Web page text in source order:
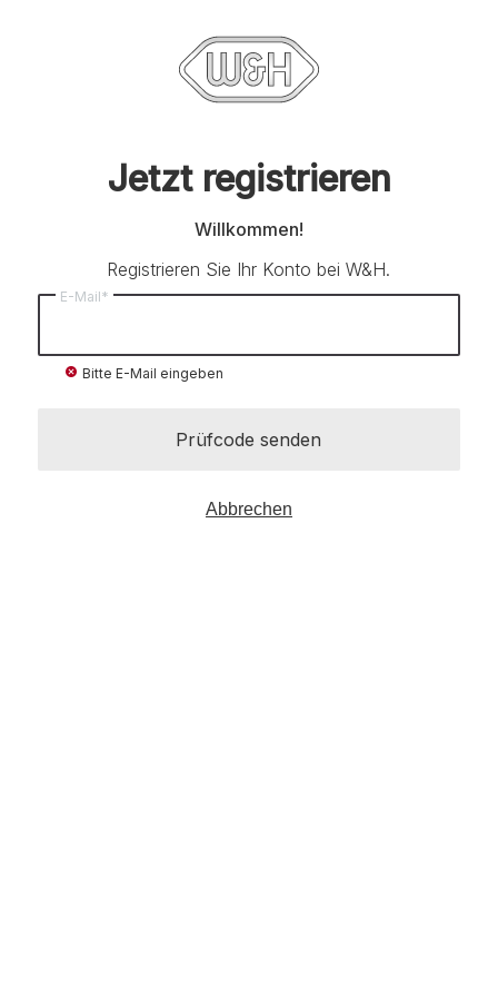
Jetzt registrieren
Willkommen!
Registrieren Sie Ihr Konto bei W&H.
E-Mail*
cancel Bitte E-Mail eingeben
Prüfcode senden
Abbrechen